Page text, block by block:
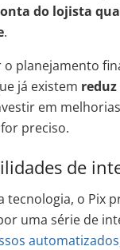
do lojista
.
o planejamento
já existem reduz
em
preciso.
de
tecnologia, o Pix
uma série de
automatizados